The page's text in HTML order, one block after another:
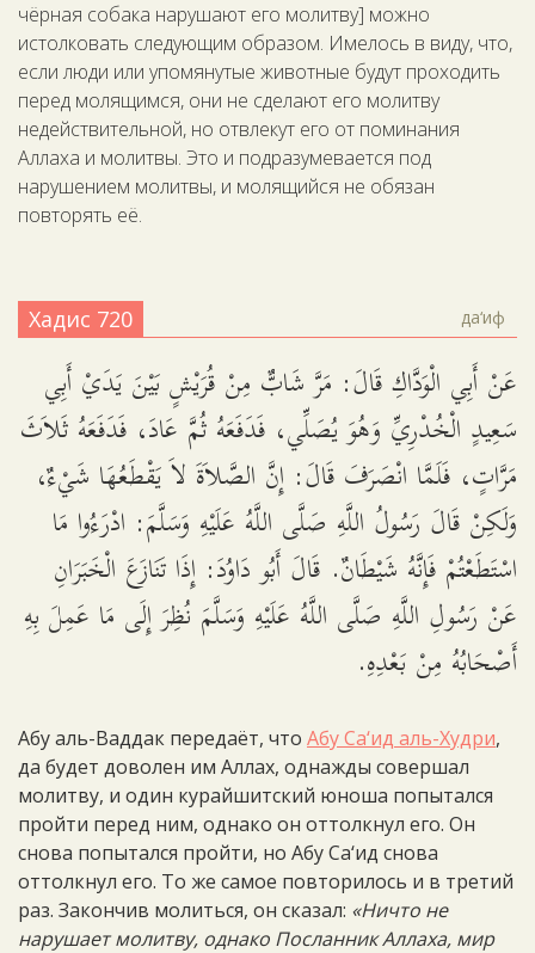
чёрная собака нарушают его молитву] можно
истолковать следующим образом. Имелось в виду, что,
если люди или упомянутые животные будут проходить
перед молящимся, они не сделают его молитву
недействительной, но отвлекут его от поминания
Аллаха и молитвы. Это и подразумевается под
нарушением молитвы, и молящийся не обязан
повторять её.
Хадис 720 да‘иф
عَنْ أَبِي الْوَدَّاكِ قَالَ: مَرَّ شَابٌّ مِنْ قُرَيْشٍ بَيْنَ يَدَيْ أَبِي
سَعِيدٍ الْخُدْرِيِّ وَهُوَ يُصَلِّي، فَدَفَعَهُ ثُمَّ عَادَ، فَدَفَعَهُ ثَلاَثَ
مَرَّاتٍ، فَلَمَّا انْصَرَفَ قَالَ: إِنَّ الصَّلاَةَ لاَ يَقْطَعُهَا شَيْءٌ،
وَلَكِنْ قَالَ رَسُولُ اللَّهِ صَلَّى اللَّهُ عَلَيْهِ وَسَلَّمَ: ادْرَءُوا مَا
اسْتَطَعْتُمْ فَإِنَّهُ شَيْطَانٌ. قَالَ أَبُو دَاوُدَ: إِذَا تَنَازَعَ الْخَبَرَانِ
عَنْ رَسُولِ اللَّهِ صَلَّى اللَّهُ عَلَيْهِ وَسَلَّمَ نُظِرَ إِلَى مَا عَمِلَ بِهِ
أَصْحَابُهُ مِنْ بَعْدِهِ.
Абу аль-Ваддак передаёт, что Абу Са‘ид аль-Худри,
да будет доволен им Аллах, однажды совершал
молитву, и один курайшитский юноша попытался
пройти перед ним, однако он оттолкнул его. Он
снова попытался пройти, но Абу Са‘ид снова
оттолкнул его. То же самое повторилось и в третий
раз. Закончив молиться, он сказал: «Ничто не
нарушает молитву, однако Посланник Аллаха, мир